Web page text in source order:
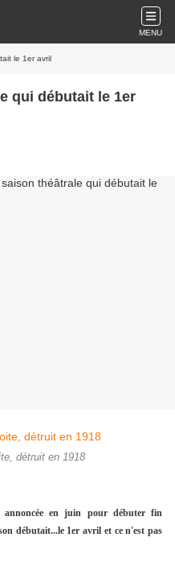
MENU
le 1er avril
qui débutait le 1er
détruit en 1918
en juin pour débuter fin
débutait...le 1er avril et ce n'est pas